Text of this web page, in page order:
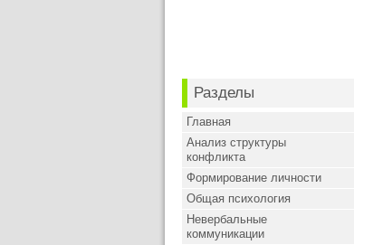
Разделы
Главная
Анализ структуры
конфликта
Формирование личности
Общая психология
Невербальные
коммуникации